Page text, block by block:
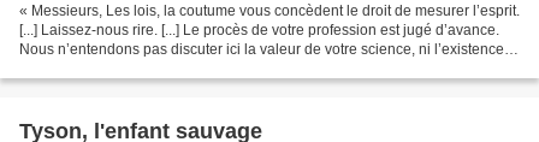
« Messieurs, Les lois, la coutume vous concèdent le droit de mesurer l’esprit.
[...] Laissez-nous rire. [...] Le procès de votre profession est jugé d’avance.
Nous n’entendons pas discuter ici la valeur de votre science, ni l’existence
Tyson, l'enfant sauvage